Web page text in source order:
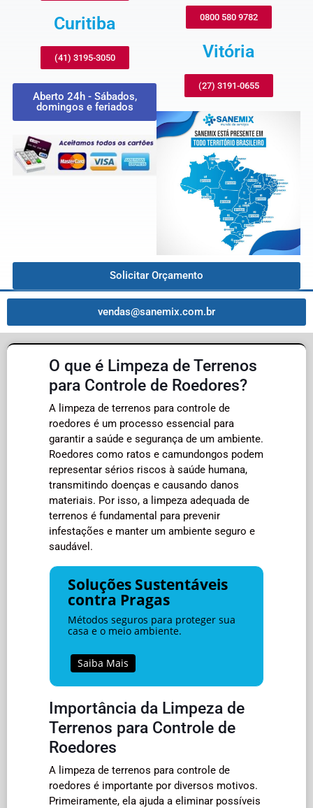
Curitiba
(41) 3195-3050
Aberto 24h - Sábados,
domingos e feriados
0800 580 9782
Vitória
(27) 3191-0655
Solicitar Orçamento
vendas@sanemix.com.br
O que é Limpeza de Terrenos
para Controle de Roedores?
A limpeza de terrenos para controle de
roedores é um processo essencial para
garantir a saúde e segurança de um ambiente.
Roedores como ratos e camundongos podem
representar sérios riscos à saúde humana,
transmitindo doenças e causando danos
materiais. Por isso, a limpeza adequada de
terrenos é fundamental para prevenir
infestações e manter um ambiente seguro e
saudável.
Soluções Sustentáveis
contra Pragas
Métodos seguros para proteger sua
casa e o meio ambiente.
Saiba Mais
Importância da Limpeza de
Terrenos para Controle de
Roedores
A limpeza de terrenos para controle de
roedores é importante por diversos motivos.
Primeiramente, ela ajuda a eliminar possíveis